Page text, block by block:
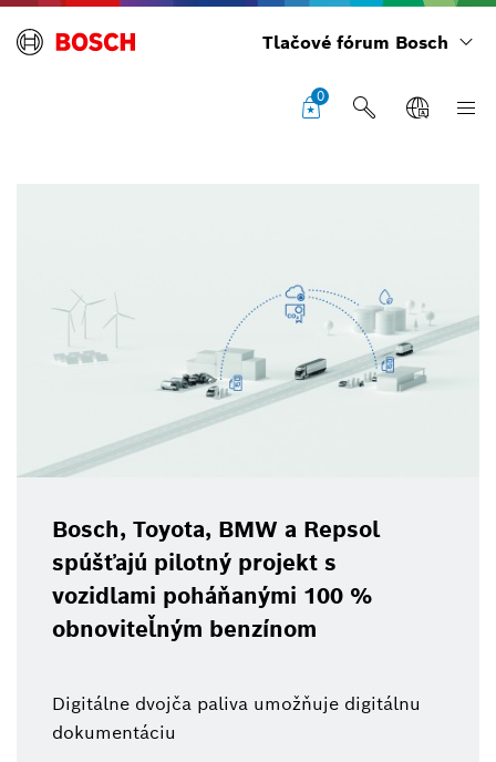
Tlačové fórum Bosch
0
Bosch, Toyota, BMW a Repsol
spúšťajú pilotný projekt s
vozidlami poháňanými 100 %
obnoviteľným benzínom
Digitálne dvojča paliva umožňuje digitálnu
dokumentáciu